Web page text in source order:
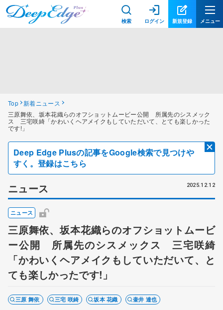
検索 ログイン 新規登録 メニュー
Top 新着ニュース
三原舞依、坂本花織らのオフショットムービー公開 所属先のシスメック
ス 三宅咲綺「かわいくヘアメイクもしていただいて、とても楽しかった
です!」
Deep Edge Plusの記事をGoogle検索で見つけや
すく。登録はこちら
ニュース 2025.12.12
ニュース
三原舞依、坂本花織らのオフショットムービ
ー公開 所属先のシスメックス 三宅咲綺
「かわいくヘアメイクもしていただいて、と
ても楽しかったです!」
三原 舞依 三宅 咲綺 坂本 花織 壷井 達也